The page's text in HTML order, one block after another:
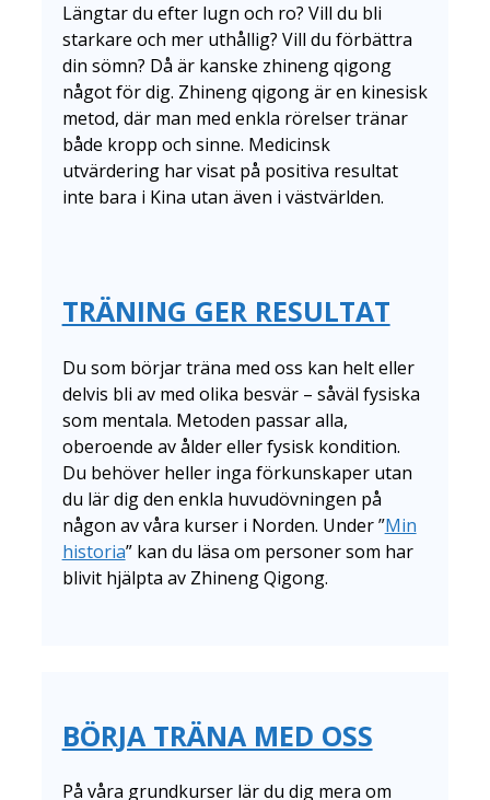
Längtar du efter lugn och ro? Vill du bli
starkare och mer uthållig? Vill du förbättra
din sömn? Då är kanske zhineng qigong
något för dig. Zhineng qigong är en kinesisk
metod, där man med enkla rörelser tränar
både kropp och sinne. Medicinsk
utvärdering har visat på positiva resultat
inte bara i Kina utan även i västvärlden.
TRÄNING GER RESULTAT
Du som börjar träna med oss kan helt eller
delvis bli av med olika besvär – såväl fysiska
som mentala. Metoden passar alla,
oberoende av ålder eller fysisk kondition.
Du behöver heller inga förkunskaper utan
du lär dig den enkla huvudövningen på
någon av våra kurser i Norden. Under ”Min
historia” kan du läsa om personer som har
blivit hjälpta av Zhineng Qigong.
BÖRJA TRÄNA MED OSS
På våra grundkurser lär du dig mera om